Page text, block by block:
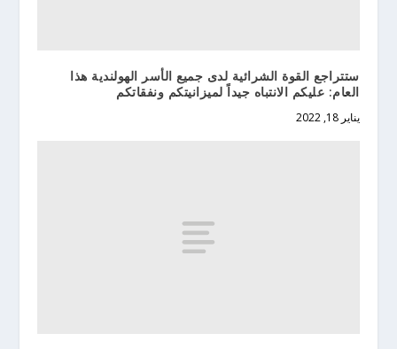
ستتراجع القوة الشرائية لدى جميع الأسر الهولندية هذا
العام: عليكم الانتباه جيداً لميزانيتكم ونفقاتكم
يناير 18, 2022